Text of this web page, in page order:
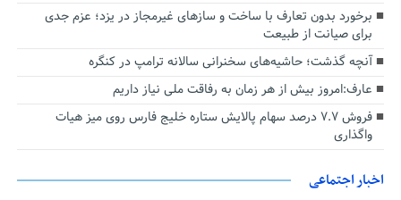
برخورد بدون تعارف با ساخت‌ و سازهای غیرمجاز در یزد؛ عزم جدی
برای صیانت از طبیعت
آنچه گذشت؛ حاشیه‌های سخنرانی سالانه ترامپ در کنگره
عارف:امروز بیش از هر زمان به رفاقت ملی نیاز داریم
فروش ۷.۷ درصد سهام پالایش ستاره خلیج فارس روی میز هیات
واگذاری
اخبار اجتماعی